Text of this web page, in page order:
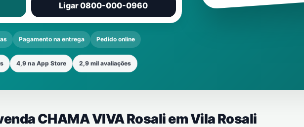
Ligar 0800-000-0960
Pagamento na entrega Pedido online
4,9 na App Store 2,9 mil avaliações
CHAMA VIVA Rosali emVila Rosali